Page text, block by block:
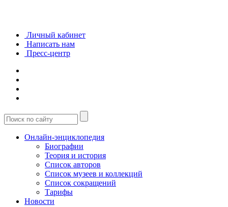
Личный кабинет
Написать нам
Пресс-центр
Онлайн-энциклопедия
Биографии
Теория и история
Список авторов
Список музеев и коллекций
Список сокращений
Тарифы
Новости